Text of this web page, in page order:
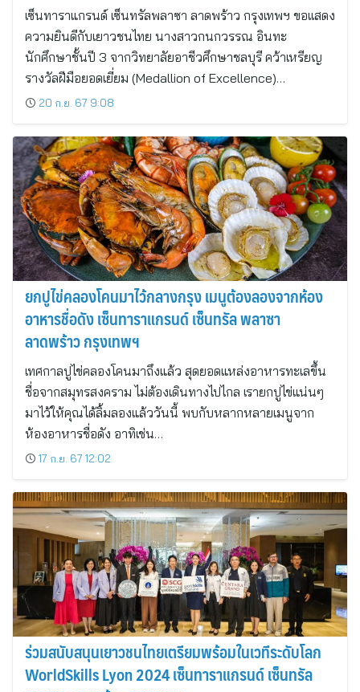
เซ็นทาราแกรนด์ เซ็นทรัลพลาซา ลาดพร้าว กรุงเทพฯ ขอเเสดง
ความยินดีกับเยาวชนไทย นางสาวกนกวรรณ อินทะ
นักศึกษาชั้นปี 3 จากวิทยาลัยอาชีวศึกษาชลบุรี คว้าเหรียญ
รางวัลฝีมือยอดเยี่ยม (Medallion of Excellence)…
20 ก.ย. 67 9:08
ยกปูไข่คลองโคนมาไว้กลางกรุง เมนูต้องลองจากห้อง
อาหารชื่อดัง เซ็นทาราแกรนด์ เซ็นทรัล พลาซา
ลาดพร้าว กรุงเทพฯ
เทศกาลปูไข่คลองโคนมาถึงแล้ว สุดยอดแหล่งอาหารทะเลขึ้น
ชื่อจากสมุทรสงคราม ไม่ต้องเดินทางไปไกล เรายกปูไข่แน่นๆ
มาไว้ให้คุณได้ลิ้มลองแล้ววันนี้ พบกับหลากหลายเมนูจาก
ห้องอาหารชื่อดัง อาทิเช่น…
17 ก.ย. 67 12:02
ร่วมสนับสนุนเยาวชนไทยเตรียมพร้อมในเวทีระดับโลก
WorldSkills Lyon 2024 เซ็นทาราแกรนด์ เซ็นทรัล